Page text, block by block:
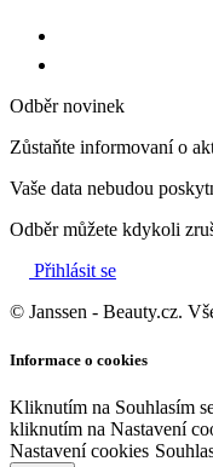
Odběr novinek
Zůstaňte informovaní o
Vaše data nebudou
Odběr můžete kdykoli
Přihlásit se
© Janssen - Beauty.cz.
Informace o cookies
Kliknutím na Souhlasím
kliknutím na Nastavení
Nastavení cookies